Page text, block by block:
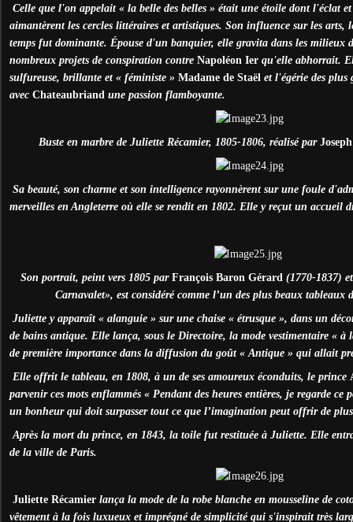
Celle que l'on appelait « la belle des belles » était une étoile dont l'éclat et
aimantèrent les cercles littéraires et artistiques. Son influence sur les arts,
temps fut dominante. Épouse d'un banquier, elle gravita dans les milieux
nombreux projets de conspiration contre Napoléon Ier qu'elle abhorrait.
sulfureuse, brillante et « féministe » Madame de Staël et l'égérie des plus
avec Chateaubriand une passion flamboyante.
Buste en marbre de Juliette Récamier, 1805-1806, réalisé par
Sa beauté, son charme et son intelligence rayonnèrent sur une foule
merveilles en Angleterre où elle se rendit en 1802. Elle y reçut un accueil
Son portrait, peint vers 1805 par François Baron Gérard (1770-1837)
Carnavalet», est considéré comme l’un des plus beaux
Juliette y apparaît « alanguie » sur une chaise « étrusque », dans un
de bains antique. Elle lança, sous le Directoire, la mode vestimentaire « à
de première importance dans la diffusion du goût « Antique » qui allait
Elle offrit le tableau, en 1808, à un de ses amoureux éconduits, le prince
parvenir ces mots enflammés « Pendant des heures entières, je regarde ce
un bonheur qui doit surpasser tout ce que l’imagination peut offrir de
Après la mort du prince, en 1843, la toile fut restituée à Juliette. Elle
de la ville de Paris.
Juliette Récamier lança la mode de la robe blanche en mousseline de
vêtement à la fois luxueux et imprégné de simplicité qui s'inspirait très